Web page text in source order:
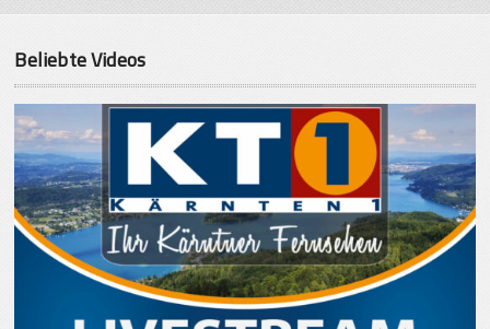
Beliebte Videos